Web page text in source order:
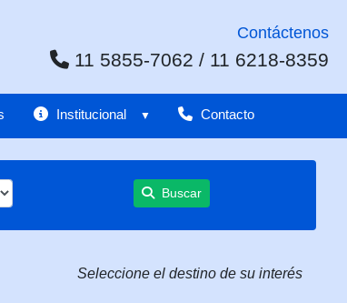
Contáctenos
11 5855-7062 / 11 6218-8359
Institucional Contacto
Buscar
Seleccione el destino de su interés